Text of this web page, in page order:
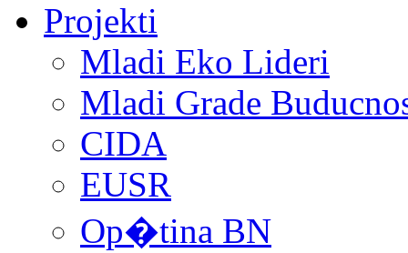
Projekti
Mladi Eko Lideri
Mladi Grade
CIDA
EUSR
Op�tina BN